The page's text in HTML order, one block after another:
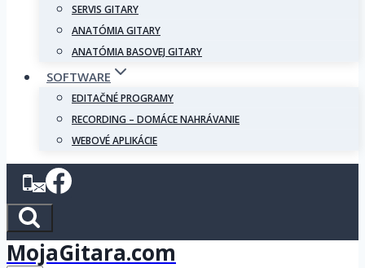
SERVIS GITARY
ANATÓMIA GITARY
ANATÓMIA BASOVEJ GITARY
SOFTWARE
EDITAČNÉ PROGRAMY
RECORDING – DOMÁCE NAHRÁVANIE
WEBOVÉ APLIKÁCIE
MojaGitara.com